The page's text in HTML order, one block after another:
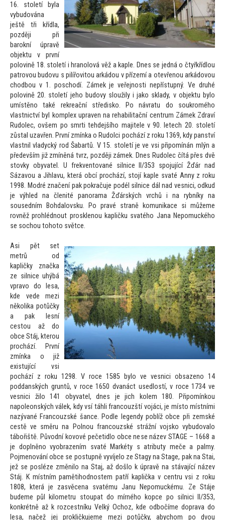
16. století byla
vybudována
ještě tři křídla,
později při
barokní úpravě
objektu v první
polovině 18. století i hranolová věž a kaple. Dnes se jedná o čtyřkřídlou
patrovou budovu s pilířovitou arkádou v přízemí a otevřenou arkádovou
chodbou v 1. poschodí. Zámek je veřejnosti nepřístupný. Ve druhé
polovině 20. století jeho budovy sloužily i jako sklady, v objektu bylo
umístěno také rekreační středisko. Po návratu do soukromého
vlastnictví byl komplex upraven na rehabilitační centrum Zámek Zdraví
Rudolec, ovšem po smrti tehdejšího majitele v 90. letech 20. století
zůstal uzavřen. První zmínka o Rudolci pochází z roku 1369, kdy panství
vlastnil vladycký rod Šabartů. V 15. století je ve vsi připomínán mlýn a
především již zmíněná tvrz, později zámek. Dnes Rudolec čítá přes dvě
stovky obyvatel. U frekventované silnice II/353 spojující Žďár nad
Sázavou a Jihlavu, která obcí prochází, stojí kaple svaté Anny z roku
1998. Modré značení pak pokračuje podél silnice dál nad vesnici, odkud
je výhled na členité panorama Žďárských vrchů i na rybníky na
sousedním Bohdalovsku. Po pravé straně komunikace si můžeme
rovněž prohlédnout prosklenou kapličku svatého Jana Nepomuckého
se sochou tohoto světce.
Asi pět set
metrů od
kapličky značka
ze silnice uhýbá
vpravo do lesa,
kde vede mezi
několika potůčky
a pak lesní
cestou až do
obce Stáj, kterou
prochází. První
zmínka o již
existující vsi
pochází z roku 1298. V roce 1585 bylo ve vesnici obsazeno 14
poddanských gruntů, v roce 1650 dvanáct usedlostí, v roce 1734 ve
vesnici žilo 141 obyvatel, dnes je jich kolem 180. Připomínkou
napoleonských válek, kdy vsí táhli francouzští vojáci, je místo místními
nazývané Francouzské šance. Podle legendy poblíž obce při zemské
cestě ve směru na Polnou francouzské strážní vojsko vybudovalo
tábořiště. Původní kovové pečetidlo obce nese název STAGE – 1668 a
je doplněno vyobrazením svaté Markéty s atributy meče a palmy.
Pojmenování obce se postupně vyvíjelo ze Stagy na Stage, pak na Stai,
jež se posléze změnilo na Staj, až došlo k úpravě na stávající název
Stáj. K místním pamětihodnostem patří kaplička v centru vsi z roku
1808, která je zasvěcena svatému Janu Nepomuckému. Ze Stáje
budeme půl kilometru stoupat do mírného kopce po silnici II/353,
konkrétně až k rozcestníku Velký Ochoz, kde odbočíme doprava do
lesa, načež jej prokličkujeme mezi potůčky, abychom po dvou